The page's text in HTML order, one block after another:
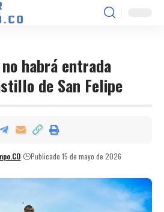
habrá entrada
de San Felipe
Publicado 15 de mayo de 2026